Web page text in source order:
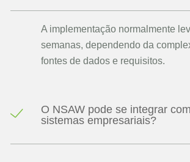
A implementação normalmente
semanas, dependendo da
fontes de dados e requisitos.
O NSAW pode se integrar
sistemas empresariais?